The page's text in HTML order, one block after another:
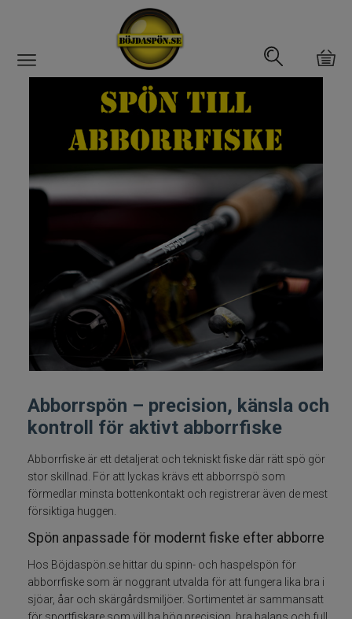
Abborrfemman
Interfiske
Spön till ädelfiske
Spön till flugfiske
Spön till abborrfiske
Havsfiskespön
Haspelspön
Spinnspön
Teleskopspön
Abborrspön – precision, känsla och
kontroll för aktivt abborrfiske
Abborrfiske är ett detaljerat och tekniskt fiske där rätt spö gör
stor skillnad. För att lyckas krävs ett abborrspö som
förmedlar minsta bottenkontakt och registrerar även de mest
försiktiga huggen.
Spön anpassade för modernt fiske efter abborre
Hos Böjdaspön.se hittar du spinn- och haspelspön för
abborrfiske som är noggrant utvalda för att fungera lika bra i
sjöar, åar och skärgårdsmiljöer. Sortimentet är sammansatt